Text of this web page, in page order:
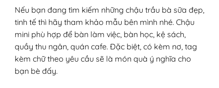
Nếu bạn đang tìm kiếm những chậu trầu bà sữa đẹp,
tinh tế thì hãy tham khảo mẫu bên mình nhé. Chậu
mini phù hợp để bàn làm việc, bàn học, kệ sách,
quầy thu ngân, quán cafe. Đặc biệt, có kèm nơ, tag
kèm chữ theo yêu cầu sẽ là món quà ý nghĩa cho
bạn bè đấy.